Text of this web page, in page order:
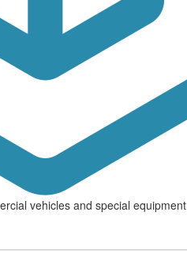
vehicles and special equipment